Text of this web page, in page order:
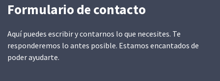
Formulario de contacto
Aquí puedes escribir y contarnos lo que necesites. Te
responderemos lo antes posible. Estamos encantados de
poder ayudarte.